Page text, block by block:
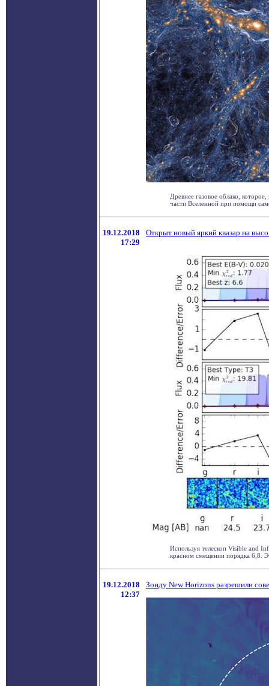
Древнее газовое облако,
части Вселенной при помощи
19.12.2018
17:29
Открыт новый яркий квазар на
Используя телескоп Visible and
красном смещении порядка 6,8.
19.12.2018
12:37
Зонду New Horizons разрешили